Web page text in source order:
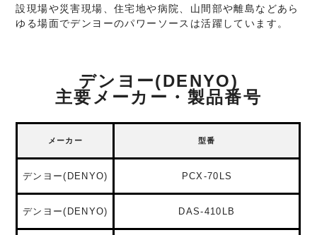
設現場や災害現場、住宅地や病院、山間部や離島などあら
ゆる場面でデンヨーのパワーソースは活躍しています。
デンヨー(DENYO)
主要メーカー・製品番号
メーカー 型番
デンヨー(DENYO) PCX-70LS
デンヨー(DENYO) DAS-410LB